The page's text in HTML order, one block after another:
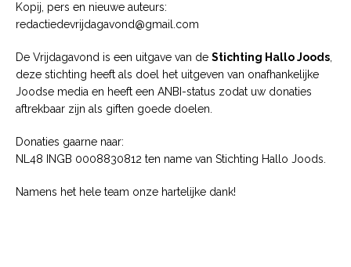
Kopij, pers en nieuwe auteurs:
redactiedevrijdagavond@gmail.com
De Vrijdagavond is een uitgave van de Stichting Hallo Joods,
deze stichting heeft als doel het uitgeven van onafhankelijke
Joodse media en heeft een ANBI-status zodat uw donaties
aftrekbaar zijn als giften goede doelen.
Donaties gaarne naar:
NL48 INGB 0008830812 ten name van Stichting Hallo Joods.
Namens het hele team onze hartelijke dank!